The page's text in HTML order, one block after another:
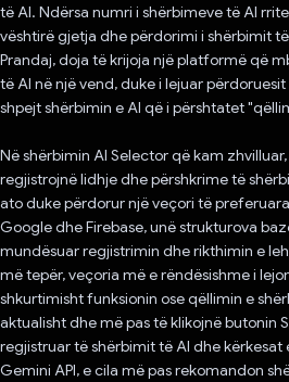
të AI. Ndërsa numri i shërbimeve të AI
vështirë gjetja dhe përdorimi i shërbimit
Prandaj, doja të krijoja një platformë që
të AI në një vend, duke i lejuar
shpejt shërbimin e AI që i përshtatet
Në shërbimin AI Selector që kam
regjistrojnë lidhje dhe përshkrime të
ato duke përdorur një veçori të
Google dhe Firebase, unë strukturova
mundësuar regjistrimin dhe rikthimin e
më tepër, veçoria më e rëndësishme i
shkurtimisht funksionin ose qëllimin e
aktualisht dhe më pas të klikojnë butonin
regjistruar të shërbimit të AI dhe kërkesat
Gemini API, e cila më pas rekomandon